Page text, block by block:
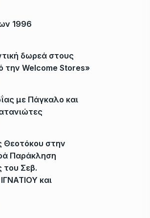
1996
δωρεά στους
την Welcome Stores»
με Πάγκαλο και
Θεοτόκου στην
Παράκληση
του Σεβ.
και